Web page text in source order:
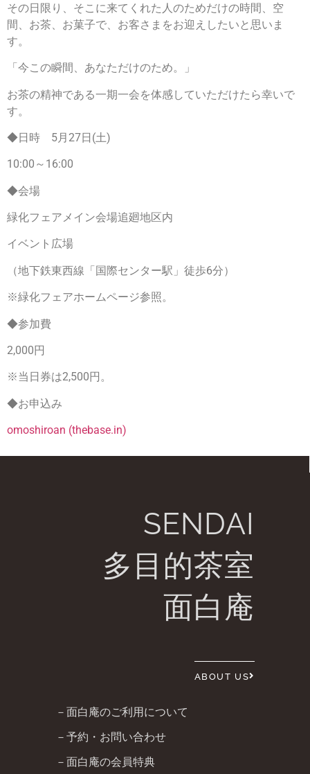
その日限り、そこに来てくれた人のためだけの時間、空
間、お茶、お菓子で、お客さまをお迎えしたいと思いま
す。
「今この瞬間、あなただけのため。」
お茶の精神である一期一会を体感していただけたら幸いで
す。
◆日時 5月27日(土)
10:00～16:00
◆会場
緑化フェアメイン会場追廻地区内
イベント広場
（地下鉄東西線「国際センター駅」徒歩6分）
※緑化フェアホームページ参照。
◆参加費
2,000円
※当日券は2,500円。
◆お申込み
omoshiroan (thebase.in)
SENDAI
多目的茶室
面白庵
ABOUT US
－面白庵のご利用について
－予約・お問い合わせ
－面白庵の会員特典